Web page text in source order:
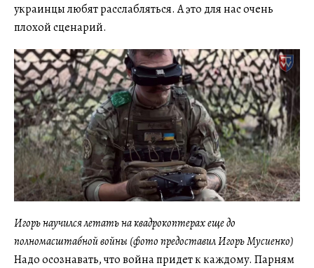
украинцы любят расслабляться. А это для нас очень
плохой сценарий.
Игорь научился летать на квадрокоптерах еще до
полномасштабной войны (фото предоставил Игорь Мусиенко)
Надо осознавать, что война придет к каждому. Парням